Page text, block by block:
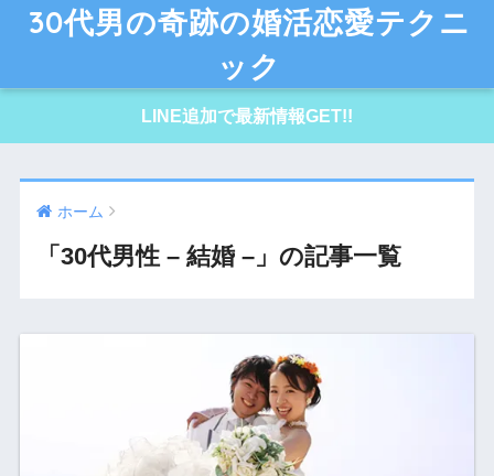
30代男の奇跡の婚活恋愛テクニ
ック
LINE追加で最新情報GET!!
ホーム
「30代男性 – 結婚 –」の記事一覧